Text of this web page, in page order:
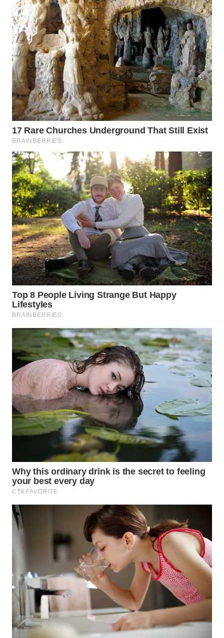
WN DELI
SERDANG
WN
TEBING
TINGGI
WN
PAKPAK
WN
KARAWANG
WN
BEKASI
WN
BOGOR
WN
DEPOK
WN
TAPANULI
UTARA
WN
SAMOSIR
WN
PADANG
LAWAS
WN
SUMEDANG
CIANJUR
WN
TANGERANG
WN
BINJAI
WN
CIREBON